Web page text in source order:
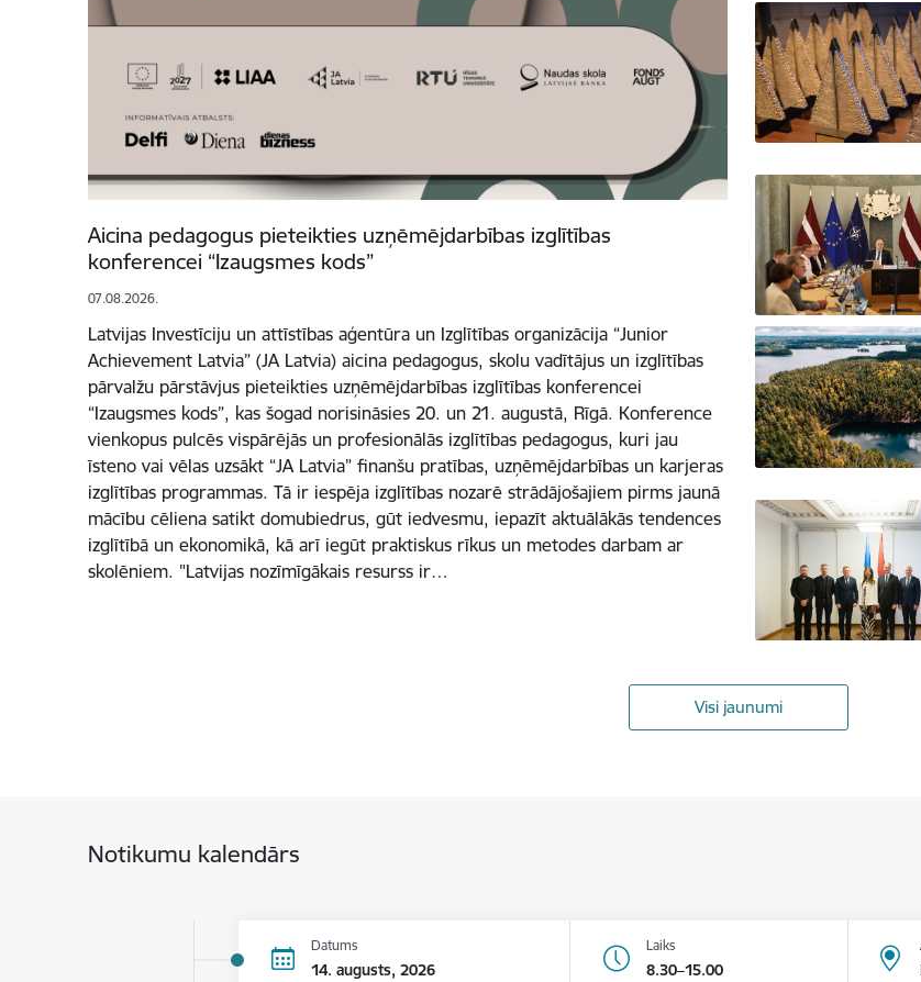
Aicina pedagogus pieteikties uzņēmējdarbības izglītības
konferencei “Izaugsmes kods”
07.08.2026.
Latvijas Investīciju un attīstības aģentūra un Izglītības organizācija “Junior
Achievement Latvia” (JA Latvia) aicina pedagogus, skolu vadītājus un izglītības
pārvalžu pārstāvjus pieteikties uzņēmējdarbības izglītības konferencei
“Izaugsmes kods”, kas šogad norisināsies 20. un 21. augustā, Rīgā. Konference
vienkopus pulcēs vispārējās un profesionālās izglītības pedagogus, kuri jau
īsteno vai vēlas uzsākt “JA Latvia” finanšu pratības, uzņēmējdarbības un karjeras
izglītības programmas. Tā ir iespēja izglītības nozarē strādājošajiem pirms jaunā
mācību cēliena satikt domubiedrus, gūt iedvesmu, iepazīt aktuālākās tendences
izglītībā un ekonomikā, kā arī iegūt praktiskus rīkus un metodes darbam ar
skolēniem. "Latvijas nozīmīgākais resurss ir…
Visi jaunumi
Notikumu kalendārs
Datums
14. augusts, 2026
Laiks
8.30–15.00